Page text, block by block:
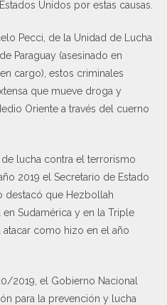
Unidos por estas causas.
Pecci, de la Unidad de Lucha
Paraguay (asesinado en
cargo), estos criminales
que mueve droga y
Oriente a través del cuerno
lucha contra el terrorismo
2019 el Secretario de Estado
destacó que Hezbollah
Sudamérica y en la Triple
atacar como hizo en el año
2019, el Gobierno Nacional
para la prevención y lucha